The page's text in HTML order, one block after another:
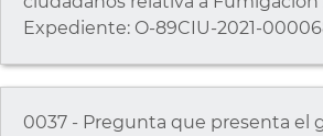
Expediente: O-89CIU-2021-
0037 - Pregunta que presenta el